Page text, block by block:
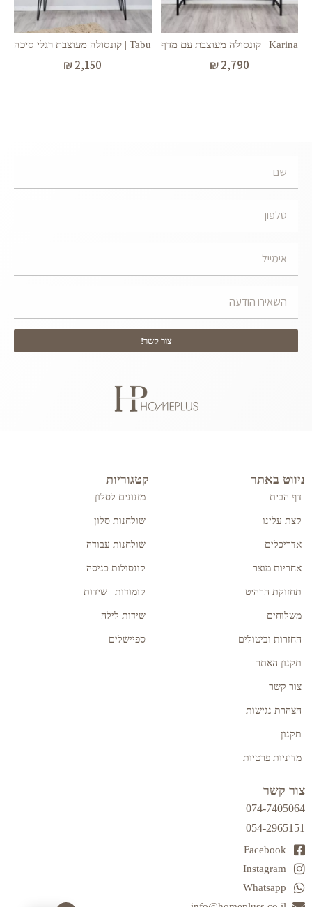
Karina | קונסולה מעוצבת עם מדף
₪2,790
Tabu | קונסולה מעוצבת רגלי סיכה
₪2,150
צור קשר!
ניווט באתר
דף הבית
קצת עלינו
אדריכלים
אחריות מוצר
תחזוקת הרהיט
משלוחים
החזרות וביטולים
תקנון האתר
צור קשר
הצהרת נגישות
תקנון
מדיניות פרטיות
קטגוריות
מזנונים לסלון
שולחנות סלון
שולחנות עבודה
קונסולות כניסה
קומודות | שידות
שידות לילה
ספיישלים
צור קשר
074-7405064
054-2965151
Facebook
Instagram
Whatsapp